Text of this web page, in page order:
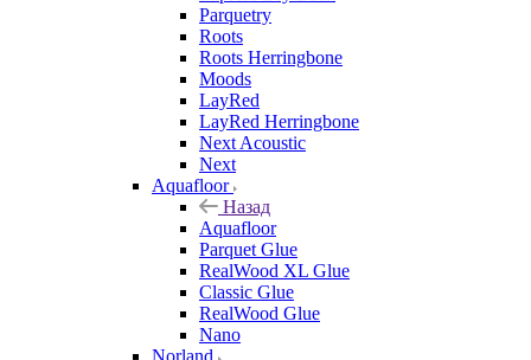
Parquetry
Roots
Roots Herringbone
Moods
LayRed
LayRed Herringbone
Next Acoustic
Next
Aquafloor
Назад
Aquafloor
Parquet Glue
RealWood XL Glue
Classic Glue
RealWood Glue
Nano
Norland